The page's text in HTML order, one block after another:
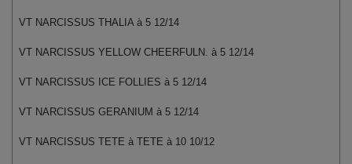
VT NARCISSUS THALIA à 5 12/14
VT NARCISSUS YELLOW CHEERFULN. à 5 12/14
VT NARCISSUS ICE FOLLIES à 5 12/14
VT NARCISSUS GERANIUM à 5 12/14
VT NARCISSUS TETE à TETE à 10 10/12